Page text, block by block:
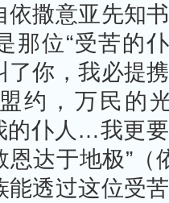
依撒意亚先知
那位“受苦的
了你，我必提
约，万民的
的仆人 …我更
恩达于地极”（
能透过这位受